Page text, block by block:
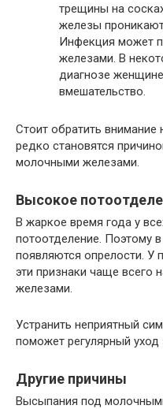
трещины на
железы
Инфекция может
железами. В
диагнозе
вмешательство.
Стоит обратить внимание
редко становятся
молочными железами.
Высокое
В жаркое время года у
потоотделение. Поэтому
появляются опрелости. У
эти признаки чаще всего
железами.
Устранить неприятный
поможет регулярный
Другие причины
Высыпания под